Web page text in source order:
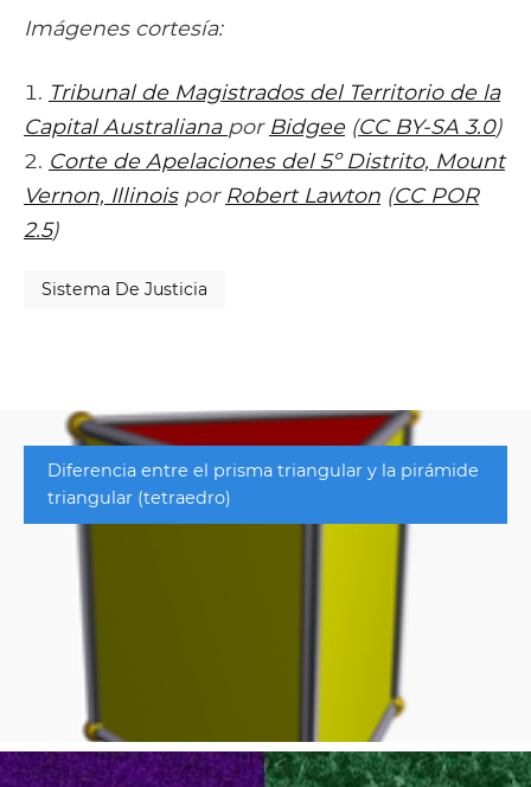
Imágenes cortesía:
Tribunal de Magistrados del Territorio de la
Capital Australiana por Bidgee (CC BY-SA 3.0)
Corte de Apelaciones del 5º Distrito, Mount
Vernon, Illinoispor Robert Lawton (CC POR
2.5)
Sistema De Justicia
Diferencia entre el prisma triangular y la pirámide
triangular (tetraedro)